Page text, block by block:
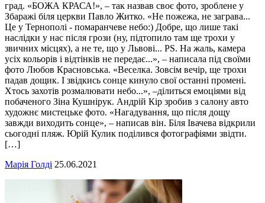
град. «БОЖА КРАСА!», – так назвав своє фото, зроблене у
Збаражі біля церкви Павло Житко. «Не пожежа, не заграва...
Це у Тернополі - помаранчеве небо:) Добре, що лише такі
наслідки у нас після грози (ну, підтопило там ще трохи у
звичних місцях), а не те, що у Львові... РS. На жаль, камера
усіх кольорів і відтінків не передає...», – написала під своїми
фото Любов Красновська. «Веселка. Зовсім вечір, ще трохи
падав дощик. І звідкись сонце кинуло свої останні промені.
Хтось захотів розмалювати небо...», –ділиться емоціями від
побаченого Зіна Кушнірук. Андрій Кір зробив з салону авто
художнє мистецьке фото. «Нагадування, що після дощу
завжди виходить сонце», – написав він. Біля Івачева відкрили
сьогодні пляж. Юрій Кулик поділився фотографіями звідти.
[…]
Марія Голді 25.06.2021